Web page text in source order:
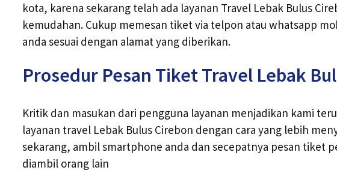
kota, karena sekarang telah ada layanan Travel Lebak Bulus
kemudahan. Cukup memesan tiket via telpon atau whatsapp
anda sesuai dengan alamat yang diberikan.
Prosedur Pesan Tiket Travel Lebak
Kritik dan masukan dari pengguna layanan menjadikan kami
layanan travel Lebak Bulus Cirebon dengan cara yang lebih
sekarang, ambil smartphone anda dan secepatnya pesan tiket
diambil orang lain